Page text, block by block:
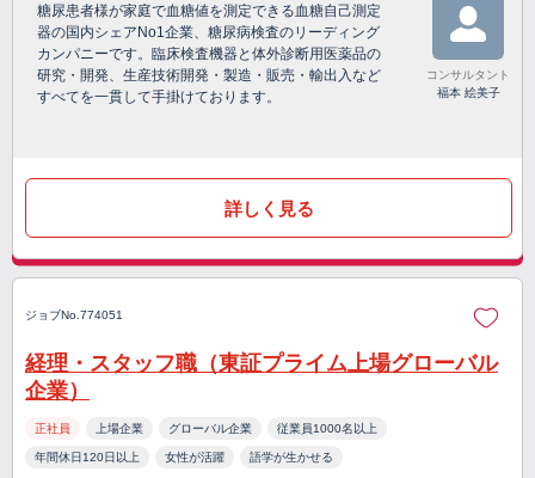
糖尿患者様が家庭で血糖値を測定できる血糖自己測定
器の国内シェアNo1企業、糖尿病検査のリーディング
カンパニーです。臨床検査機器と体外診断用医薬品の
研究・開発、生産技術開発・製造・販売・輸出入など
すべてを一貫して手掛けております。
コンサルタント
福本 絵美子
詳しく見る
ジョブNo.774051
経理・スタッフ職（東証プライム上場グローバル
企業）
正社員 上場企業 グローバル企業 従業員1000名以上
年間休日120日以上 女性が活躍 語学が生かせる